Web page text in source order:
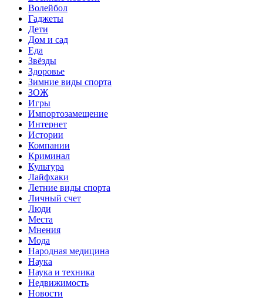
Волейбол
Гаджеты
Дети
Дом и сад
Еда
Звёзды
Здоровье
Зимние виды спорта
ЗОЖ
Игры
Импортозамещение
Интернет
Истории
Компании
Криминал
Культура
Лайфхаки
Летние виды спорта
Личный счет
Люди
Места
Мнения
Мода
Народная медицина
Наука
Наука и техника
Недвижимость
Новости